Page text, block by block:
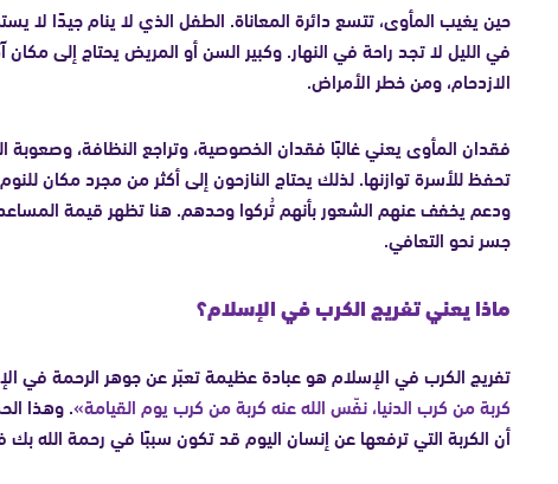
حين يغيب المأوى، تتسع دائرة المعاناة. الطفل الذي لا ينام جيدًا لا
في الليل لا تجد راحة في النهار. وكبير السن أو المريض يحتاج إلى
الازدحام، ومن خطر الأمراض.
فقدان المأوى يعني غالبًا فقدان الخصوصية، وتراجع النظافة، وصعوبة
تحفظ للأسرة توازنها. لذلك يحتاج النازحون إلى أكثر من مجرد مكان
ودعم يخفف عنهم الشعور بأنهم تُركوا وحدهم. هنا تظهر قيمة
جسر نحو التعافي.
ماذا يعني تفريج الكرب في الإسلام؟
تفريج الكرب في الإسلام هو عبادة عظيمة تعبّر عن جوهر الرحمة في
كربة من كرب الدنيا، نفّس الله عنه كربة من كرب يوم القيامة». وهذا
أن الكربة التي ترفعها عن إنسان اليوم قد تكون سببًا في رحمة الله